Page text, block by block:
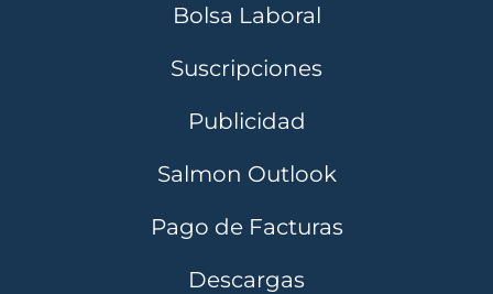
Bolsa Laboral
Suscripciones
Publicidad
Salmon Outlook
Pago de Facturas
Descargas